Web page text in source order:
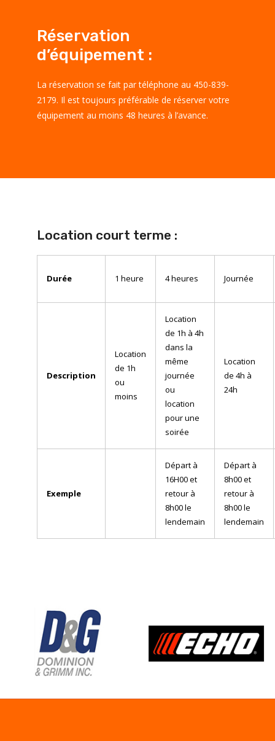
Réservation
d’équipement :
La réservation se fait par téléphone au 450-839-
2179. Il est toujours préférable de réserver votre
équipement au moins 48 heures à l’avance.
Location court terme :
Durée 1 heure 4 heures Journée
Description
Location
de 1h
ou
moins
Location
de 1h à 4h
dans la
même
journée
ou
location
pour une
soirée
Location
de 4h à
24h
Exemple
Départ à
16H00 et
retour à
8h00 le
lendemain
Départ à
8h00 et
retour à
8h00 le
lendemain